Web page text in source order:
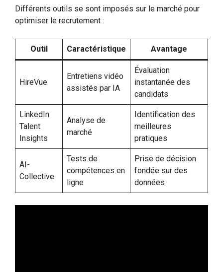
Différents outils se sont imposés sur le marché pour
optimiser le recrutement :
Outil Caractéristique Avantage
HireVue
Entretiens vidéo
assistés par IA
Évaluation
instantanée des
candidats
LinkedIn
Talent
Insights
Analyse de
marché
Identification des
meilleures
pratiques
AI-
Collective
Tests de
compétences en
ligne
Prise de décision
fondée sur des
données